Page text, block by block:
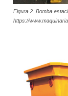
Figura 2. Bomba
https://